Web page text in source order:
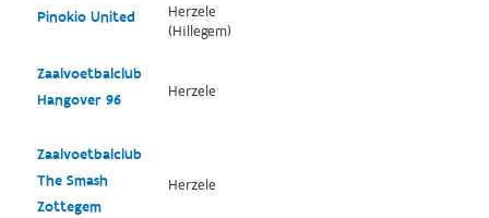
Pinokio United
Herzele
(Hillegem)
Zaalvoetbalclub
Hangover 96
Herzele
Zaalvoetbalclub
The Smash
Zottegem
Herzele